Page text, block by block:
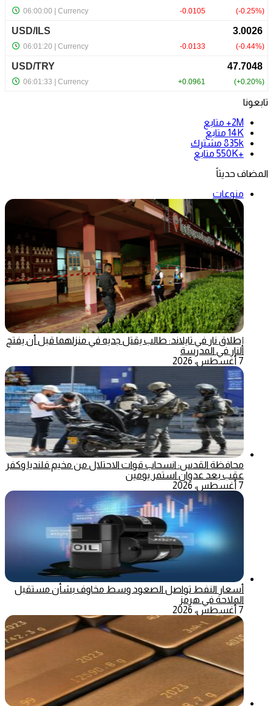
تابعونا
2M+
متابع
14K متابع
835k مشترك
+550K
متابع
المضاف حديثاً
منوعات
إطلاق نار في تايلاند: طالب يقتل جديه في منزلهما قبل أن يفتح
النار في المدرسة
7 أغسطس، 2026
محافظة القدس: انسحاب قوات الاحتلال من مخيم قلنديا وكفر
عقب بعد عدوان استمر يومين
7 أغسطس، 2026
أسعار النفط تواصل الصعود وسط مخاوف بشأن مستقبل
الملاحة في هرمز
7 أغسطس، 2026